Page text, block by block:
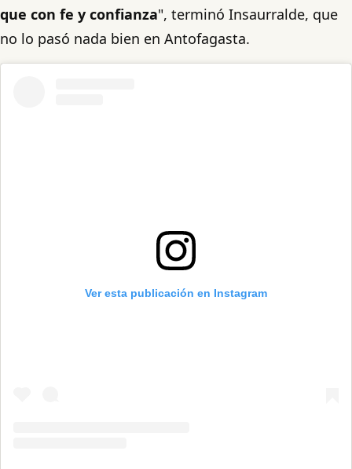
que con fe y confianza", terminó Insaurralde, que
no lo pasó nada bien en Antofagasta.
Ver esta publicación en Instagram